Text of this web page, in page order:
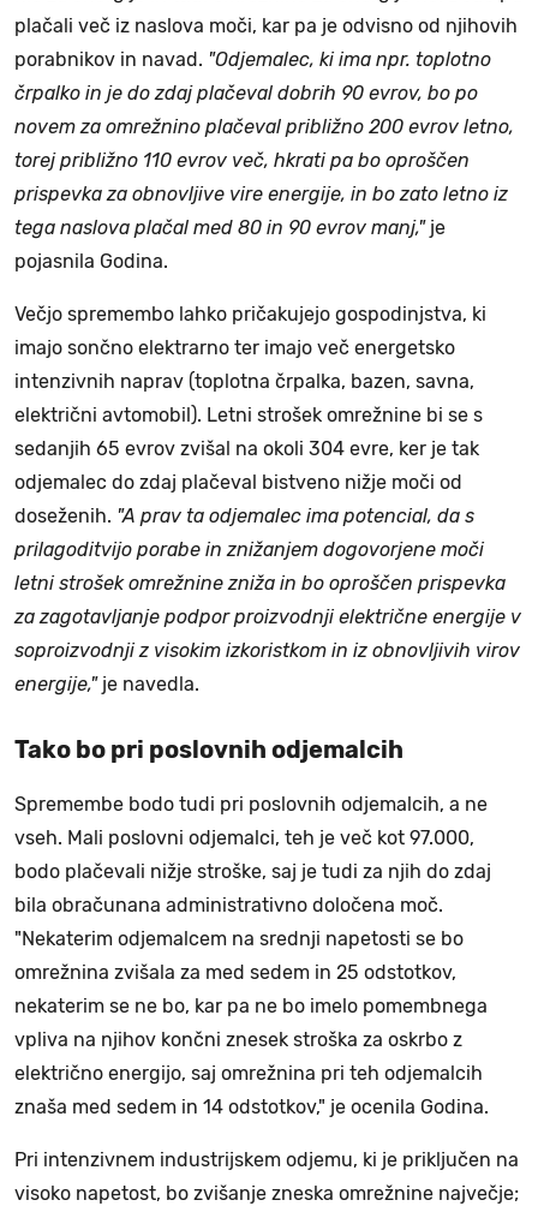
plačali več iz naslova moči, kar pa je odvisno od njihovih
porabnikov in navad. "Odjemalec, ki ima npr. toplotno
črpalko in je do zdaj plačeval dobrih 90 evrov, bo po
novem za omrežnino plačeval približno 200 evrov letno,
torej približno 110 evrov več, hkrati pa bo oproščen
prispevka za obnovljive vire energije, in bo zato letno iz
tega naslova plačal med 80 in 90 evrov manj,"je
pojasnila Godina.
Večjo spremembo lahko pričakujejo gospodinjstva, ki
imajo sončno elektrarno ter imajo več energetsko
intenzivnih naprav (toplotna črpalka, bazen, savna,
električni avtomobil). Letni strošek omrežnine bi se s
sedanjih 65 evrov zvišal na okoli 304 evre, ker je tak
odjemalec do zdaj plačeval bistveno nižje moči od
doseženih. "A prav ta odjemalec ima potencial, da s
prilagoditvijo porabe in znižanjem dogovorjene moči
letni strošek omrežnine zniža in bo oproščen prispevka
za zagotavljanje podpor proizvodnji električne energije v
soproizvodnji z visokim izkoristkom in iz obnovljivih virov
energije,"je navedla.
Tako bo pri poslovnih odjemalcih
Spremembe bodo tudi pri poslovnih odjemalcih, a ne
vseh. Mali poslovni odjemalci, teh je več kot 97.000,
bodo plačevali nižje stroške, saj je tudi za njih do zdaj
bila obračunana administrativno določena moč.
"Nekaterim odjemalcem na srednji napetosti se bo
omrežnina zvišala za med sedem in 25 odstotkov,
nekaterim se ne bo, kar pa ne bo imelo pomembnega
vpliva na njihov končni znesek stroška za oskrbo z
električno energijo, saj omrežnina pri teh odjemalcih
znaša med sedem in 14 odstotkov," je ocenila Godina.
Pri intenzivnem industrijskem odjemu, ki je priključen na
visoko napetost, bo zvišanje zneska omrežnine največje;